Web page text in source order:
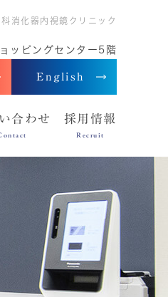
消化器内視鏡クリニック
ッピングセンター5階
English
合わせ 採用情報
Recruit